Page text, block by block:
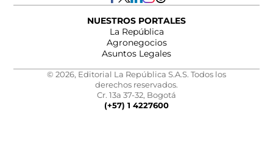
NUESTROS PORTALES
La República
Agronegocios
Asuntos Legales
© 2026, Editorial La República S.A.S. Todos los
derechos reservados.
Cr. 13a 37-32, Bogotá
(+57) 1 4227600